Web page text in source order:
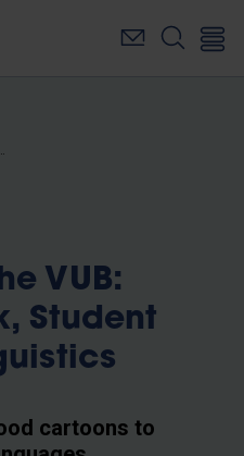
VUB:
Student
cartoons to